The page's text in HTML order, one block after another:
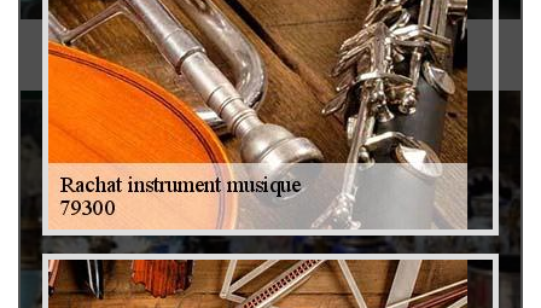
Débarras de grenier et cave 79